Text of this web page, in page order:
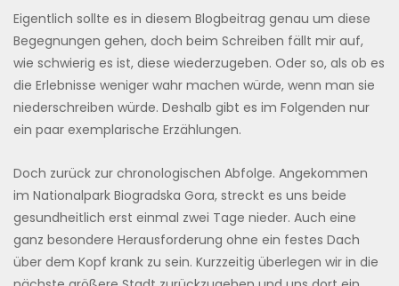
Eigentlich sollte es in diesem Blogbeitrag genau um diese
Begegnungen gehen, doch beim Schreiben fällt mir auf,
wie schwierig es ist, diese wiederzugeben. Oder so, als ob es
die Erlebnisse weniger wahr machen würde, wenn man sie
niederschreiben würde. Deshalb gibt es im Folgenden nur
ein paar exemplarische Erzählungen.
Doch zurück zur chronologischen Abfolge. Angekommen
im Nationalpark Biogradska Gora, streckt es uns beide
gesundheitlich erst einmal zwei Tage nieder. Auch eine
ganz besondere Herausforderung ohne ein festes Dach
über dem Kopf krank zu sein. Kurzzeitig überlegen wir in die